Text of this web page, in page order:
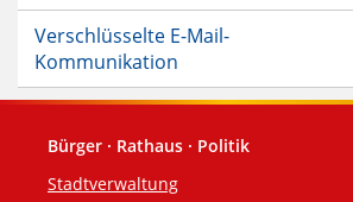
Verschlüsselte E-Mail-
Kommunikation
Fußzeile
Bürger · Rathaus · Politik
Stadtverwaltung